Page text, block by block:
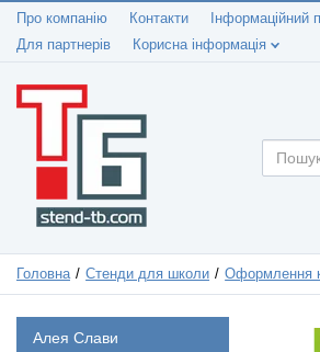
Про компанію Контакти Інформаційний
Для партнерів
Корисна інформація
Головна Стенди для школи Оформлення
Алея Слави